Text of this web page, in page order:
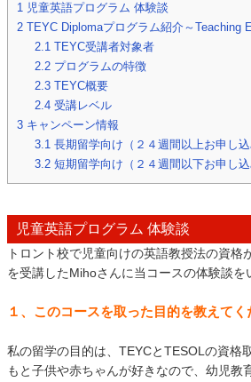
1 児童英語プログラム 体験談
2 TEYC Diplomaプログラム紹介～Teaching
2.1 TEYC受講者対象者
2.2 プログラムの特徴
2.3 TEYC概要
2.4 受講レベル
3 キャンペーン情報
3.1 長期留学向け（２４週間以上お申し込
3.2 短期留学向け（２４週間以下お申し込
児童英語プログラム 体験談
トロント校で児童向けの英語教授法の資格
を受講したMihoさんに当コースの体験談を
１、このコースを取った目的を教えてく
私の留学の目的は、TEYCとTESOLの資格
もと子供や赤ちゃんが好きなので、幼児教